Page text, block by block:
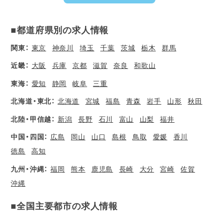
■都道府県別の求人情報
関東： 東京 神奈川 埼玉 千葉 茨城 栃木 群馬
近畿： 大阪 兵庫 京都 滋賀 奈良 和歌山
東海： 愛知 静岡 岐阜 三重
北海道・東北： 北海道 宮城 福島 青森 岩手 山形 秋田
北陸・甲信越： 新潟 長野 石川 富山 山梨 福井
中国・四国： 広島 岡山 山口 島根 鳥取 愛媛
香川
徳島
高知
九州・沖縄： 福岡 熊本 鹿児島 長崎 大分 宮崎
佐賀
沖縄
■全国主要都市の求人情報